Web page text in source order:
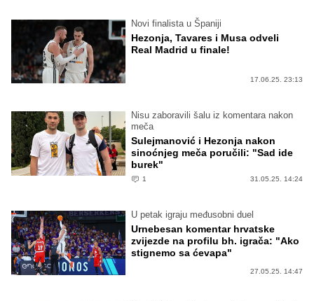
Novi finalista u Španiji
Hezonja, Tavares i Musa odveli
Real Madrid u finale!
17.06.25. 23:13
Nisu zaboravili šalu iz komentara nakon
meča
Sulejmanović i Hezonja nakon
sinoćnjeg meča poručili: "Sad ide
burek"
1 31.05.25. 14:24
U petak igraju međusobni duel
Urnebesan komentar hrvatske
zvijezde na profilu bh. igrača: "Ako
stignemo sa ćevapa"
27.05.25. 14:47